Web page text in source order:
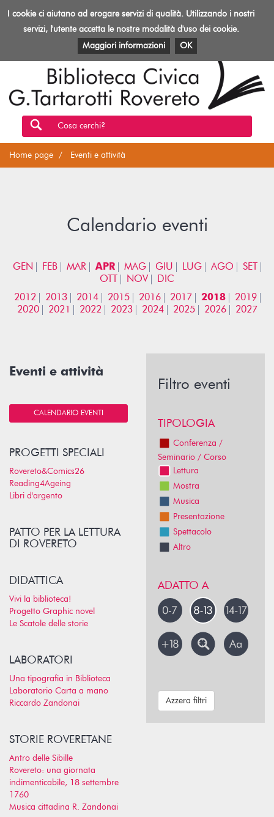
Toggle
Biblioteca
Rovereto
EVENTI E ATTIVITÀ PATRIMONIO E RISORSE
Cosa cerchi?
Home page Eventi e attività
Calendario eventi
GEN FEB MAR APR MAG GIU LUG AGO
SET
OTT
NOV
DIC
2012
2013 2014 2015 2016 2017 2018
2019
2020
2021 2022 2023 2024 2025 2026 2027
Eventi e attività
CALENDARIO EVENTI
PROGETTI SPECIALI
Rovereto&Comics26
Reading4Ageing
Libri d'argento
PATTO PER LA LETTURA
DI ROVERETO
DIDATTICA
Vivi la biblioteca!
Progetto Graphic novel
Le Scatole delle storie
LABORATORI
Una tipografia in Biblioteca
Laboratorio Carta a mano
Riccardo Zandonai
STORIE ROVERETANE
Antro delle Sibille
Rovereto: una giornata
indimenticabile, 18 settembre
1760
Musica cittadina R. Zandonai
Filtro eventi
TIPOLOGIA
Conferenza /
Seminario / Corso
Lettura
Mostra
Musica
Presentazione
Spettacolo
Altro
ADATTO A
Azzera filtri
I cookie ci aiutano ad erogare servizi di qualità. Utilizzando i nostri
servizi, l'utente accetta le nostre modalità d'uso dei cookie.
Maggiori informazioni
OK